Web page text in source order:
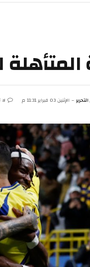
الإثنين 03 فبراير 11:31 م